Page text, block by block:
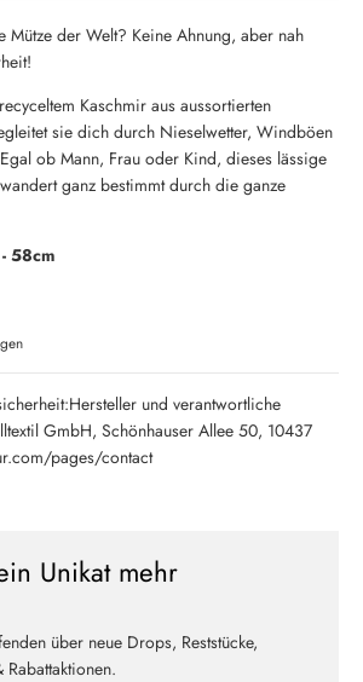
Mütze der Welt? Keine Ahnung, aber nah
Kaschmir aus aussortierten
sie dich durch Nieselwetter, Windböen
ob Mann, Frau oder Kind, dieses lässige
ganz bestimmt durch die ganze
58cm
und verantwortliche
GmbH, Schönhauser Allee 50, 10437
pages/contact
Unikat mehr
über neue Drops, Reststücke,
Rabattaktionen.